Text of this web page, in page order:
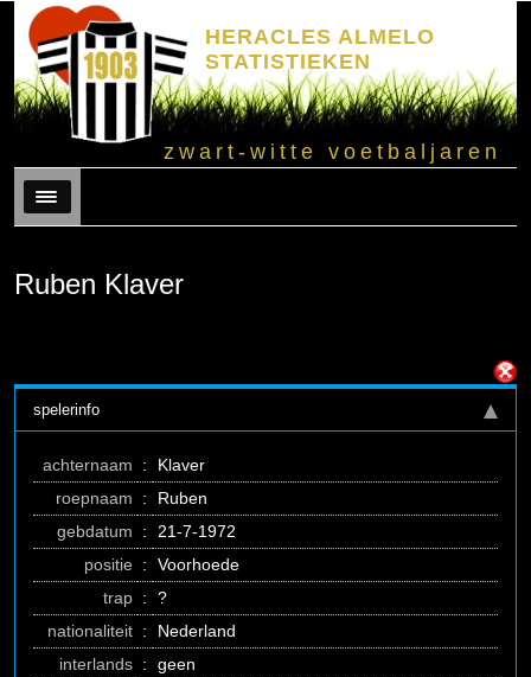
HERACLES ALMELO
STATISTIEKEN
zwart-witte voetbaljaren
Menu
Ruben Klaver
spelerinfo
achternaam :
Klaver
roepnaam
:
Ruben
gebdatum
:
21-7-1972
positie :
Voorhoede
trap :
?
nationaliteit :
Nederland
interlands :
geen